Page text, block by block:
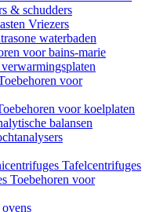
& schudders
Vriezers
waterbaden
voor bains-marie
verwarmingsplaten
voor
voor koelplaten
balansen
Tafelcentrifuges
Toebehoren voor